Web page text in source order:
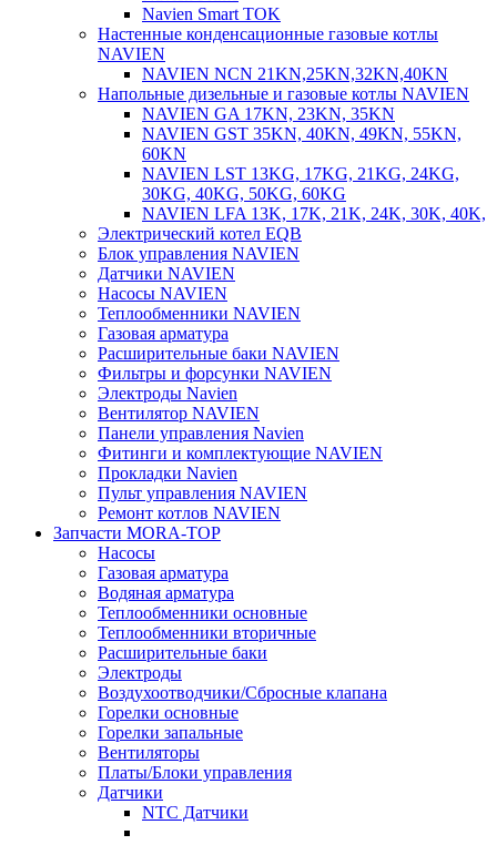
Navien Smart TOK
Настенные конденсационные газовые котлы
NAVIEN
NAVIEN NCN 21KN,25KN,32KN,40KN
Напольные дизельные и газовые котлы NAVIEN
NAVIEN GA 17KN, 23KN, 35KN
NAVIEN GST 35KN, 40KN, 49KN, 55KN,
60KN
NAVIEN LST 13KG, 17KG, 21KG, 24KG,
30KG, 40KG, 50KG, 60KG
NAVIEN LFA 13K, 17K, 21K, 24K, 30K, 40K,
Электрический котел EQB
Блок управления NAVIEN
Датчики NAVIEN
Насосы NAVIEN
Теплообменники NAVIEN
Газовая арматура
Расширительные баки NAVIEN
Фильтры и форсунки NAVIEN
Электроды Navien
Вентилятор NAVIEN
Панели управления Navien
Фитинги и комплектующие NAVIEN
Прокладки Navien
Пульт управления NAVIEN
Ремонт котлов NAVIEN
Запчасти MORA-TOP
Насосы
Газовая арматура
Водяная арматура
Теплообменники основные
Теплообменники вторичные
Расширительные баки
Электроды
Воздухоотводчики/Сбросные клапана
Горелки основные
Горелки запальные
Вентиляторы
Платы/Блоки управления
Датчики
NTC Датчики